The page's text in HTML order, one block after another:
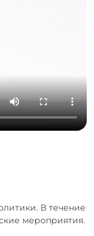
В течение
мероприятия.